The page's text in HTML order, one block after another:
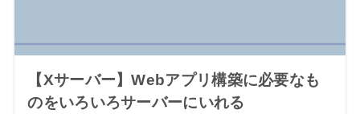
【Xサーバー】Webアプリ構築に必要なも
のをいろいろサーバーにいれる